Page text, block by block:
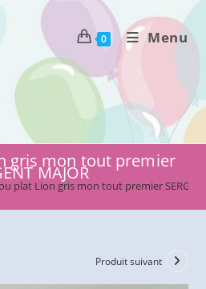
0 Menu
gris mon tout premier
MAJOR
plat Lion gris mon tout premier
Produit suivant